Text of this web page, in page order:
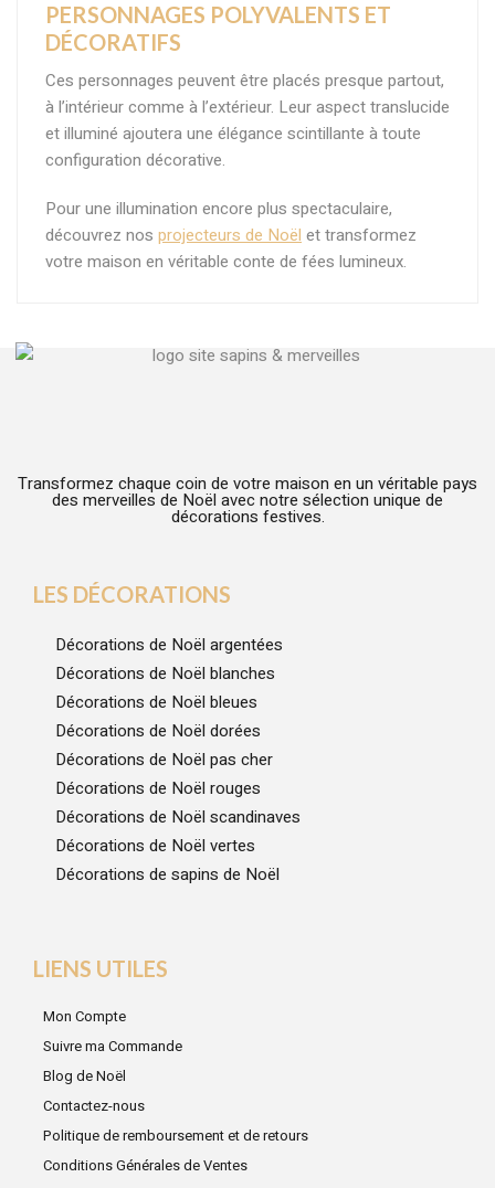
PERSONNAGES POLYVALENTS ET
DÉCORATIFS
Ces personnages peuvent être placés presque partout,
à l’intérieur comme à l’extérieur. Leur aspect translucide
et illuminé ajoutera une élégance scintillante à toute
configuration décorative.
Pour une illumination encore plus spectaculaire,
découvrez nos projecteurs de Noël et transformez
votre maison en véritable conte de fées lumineux.
Transformez chaque coin de votre maison en un véritable pays
des merveilles de Noël avec notre sélection unique de
décorations festives.
LES DÉCORATIONS
Décorations de Noël argentées
Décorations de Noël blanches
Décorations de Noël bleues
Décorations de Noël dorées
Décorations de Noël pas cher
Décorations de Noël rouges
Décorations de Noël scandinaves
Décorations de Noël vertes
Décorations de sapins de Noël
LIENS UTILES
Mon Compte
Suivre ma Commande
Blog de Noël
Contactez-nous
Politique de remboursement et de retours
Conditions Générales de Ventes